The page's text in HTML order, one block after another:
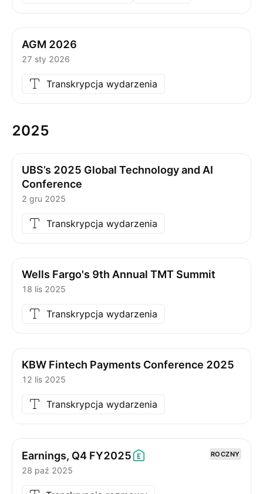
AGM 2026
27 sty 2026
Transkrypcja wydarzenia
2025
UBS’s 2025 Global Technology and AI
Conference
2 gru 2025
Transkrypcja wydarzenia
Wells Fargo's 9th Annual TMT Summit
18 lis 2025
Transkrypcja wydarzenia
KBW Fintech Payments Conference 2025
12 lis 2025
Transkrypcja wydarzenia
Earnings, Q4 FY2025 ROCZNY
28 paź 2025